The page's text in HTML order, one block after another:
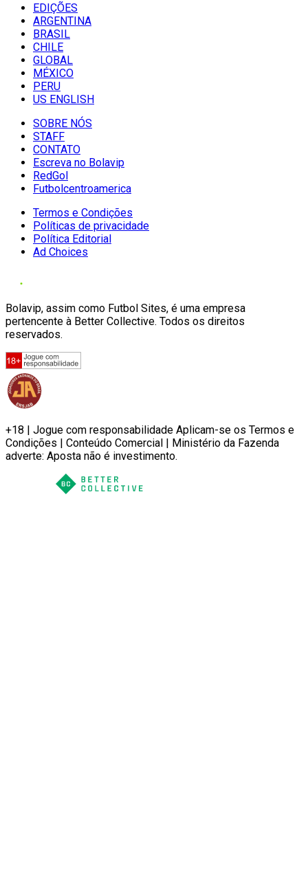
EDIÇÕES
ARGENTINA
BRASIL
CHILE
GLOBAL
MÉXICO
PERU
US ENGLISH
SOBRE NÓS
STAFF
CONTATO
Escreva no Bolavip
RedGol
Futbolcentroamerica
Termos e Condições
Políticas de privacidade
Política Editorial
Ad Choices
Bolavip, assim como Futbol Sites, é uma empresa
pertencente à Better Collective. Todos os direitos
reservados.
+18 | Jogue com responsabilidade Aplicam-se os Termos e
Condições | Conteúdo Comercial | Ministério da Fazenda
adverte: Aposta não é investimento.